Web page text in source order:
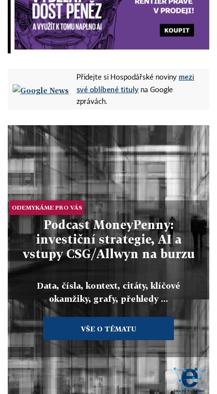
Přidejte si Hospodářské noviny mezi
své oblíbené tituly na Google
zprávách.
ODEMYKÁME PRO VÁS
Podcast MoneyPenny:
investiční strategie, AI a
vstupy CSG/Allwyn na burzu
Data, čísla, kontext, citáty, klíčové
okamžiky, grafy, přehledy ...
VŠE O TÉMATU